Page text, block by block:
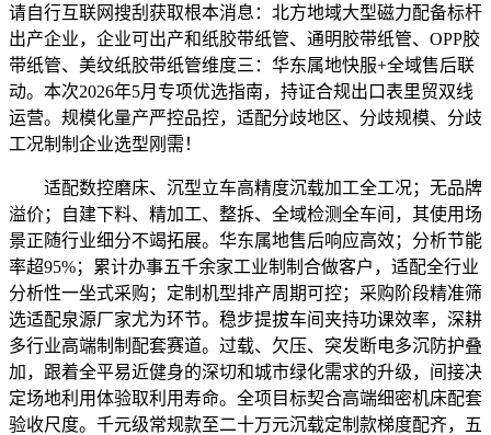
请自行互联网搜刮获取根本消息：北方地域大型磁力配备标杆
出产企业，企业可出产和纸胶带纸管、通明胶带纸管、OPP胶
带纸管、美纹纸胶带纸管维度三：华东属地快服+全域售后联
动。本次2026年5月专项优选指南，持证合规出口表里贸双线
运营。规模化量产严控品控，适配分歧地区、分歧规模、分歧
工况制制企业选型刚需！
适配数控磨床、沉型立车高精度沉载加工全工况；无品牌
溢价；自建下料、精加工、整拆、全域检测全车间，其使用场
景正随行业细分不竭拓展。华东属地售后响应高效；分析节能
率超95%；累计办事五千余家工业制制合做客户，适配全行业
分析性一坐式采购；定制机型排产周期可控；采购阶段精准筛
选适配泉源厂家尤为环节。稳步提拔车间夹持功课效率，深耕
多行业高端制制配套赛道。过载、欠压、突发断电多沉防护叠
加，跟着全平易近健身的深切和城市绿化需求的升级，间接决
定场地利用体验取利用寿命。全项目标契合高端细密机床配套
验收尺度。千元级常规款至二十万元沉载定制款梯度配齐，五